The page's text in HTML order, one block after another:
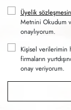
Üyelik
Metnini Okudum
onaylıyorum.
Kişisel verilerimin
firmaların
onay veriyorum.